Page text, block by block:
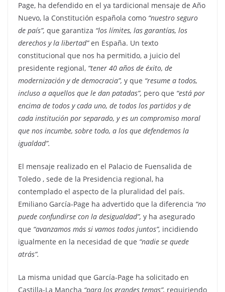
Page, ha defendido en el ya tardicional mensaje de Año
Nuevo, la Constitución española como “nuestro seguro
de país”, que garantiza “los límites, las garantías, los
derechos y la libertad”en España. Un texto
constitucional que nos ha permitido, a juicio del
presidente regional, “tener 40 años de éxito, de
modernización y de democracia”, y que “resume a todos,
incluso a aquellos que le dan patadas”, pero que “está por
encima de todos y cada uno, de todos los partidos y de
cada institución por separado, y es un compromiso moral
que nos incumbe, sobre todo, a los que defendemos la
igualdad”.
El mensaje realizado en el Palacio de Fuensalida de
Toledo , sede de la Presidencia regional, ha
contemplado el aspecto de la pluralidad del país.
Emiliano García-Page ha advertido que la diferencia “no
puede confundirse con la desigualdad”, y ha asegurado
que “avanzamos más si vamos todos juntos”, incidiendo
igualmente en la necesidad de que “nadie se quede
atrás”.
La misma unidad que García-Page ha solicitado en
Castilla-La Mancha “para los grandes temas”, requiriendo